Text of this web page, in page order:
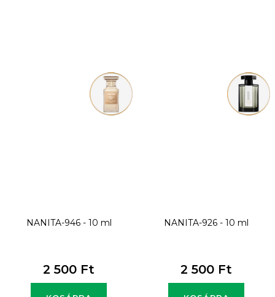
NANITA-946 - 10 ml
2 500 Ft
NANITA-926 - 10 ml
2 500 Ft